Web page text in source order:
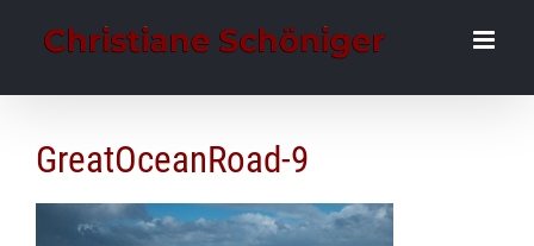
GreatOceanRoad-9